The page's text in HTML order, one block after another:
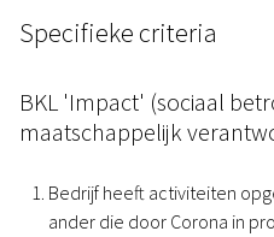
Specifieke criteria
BKL 'Impact' (sociaal
maatschappelijk
Bedrijf heeft activiteiten
ander die door Corona in